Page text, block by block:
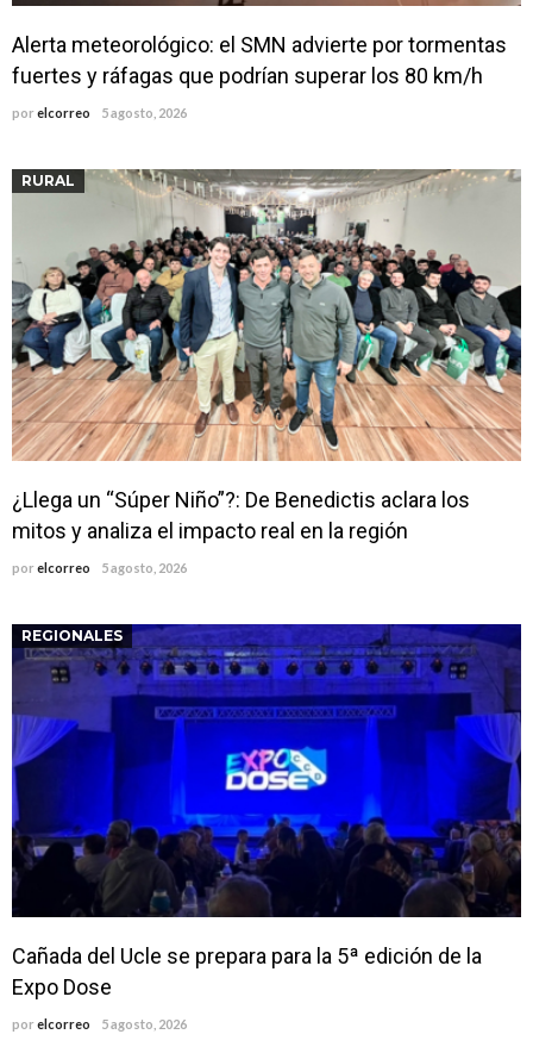
Alerta meteorológico: el SMN advierte por tormentas
fuertes y ráfagas que podrían superar los 80 km/h
por elcorreo 5 agosto, 2026
RURAL
¿Llega un “Súper Niño”?: De Benedictis aclara los
mitos y analiza el impacto real en la región
por elcorreo 5 agosto, 2026
REGIONALES
Cañada del Ucle se prepara para la 5ª edición de la
Expo Dose
por elcorreo 5 agosto, 2026